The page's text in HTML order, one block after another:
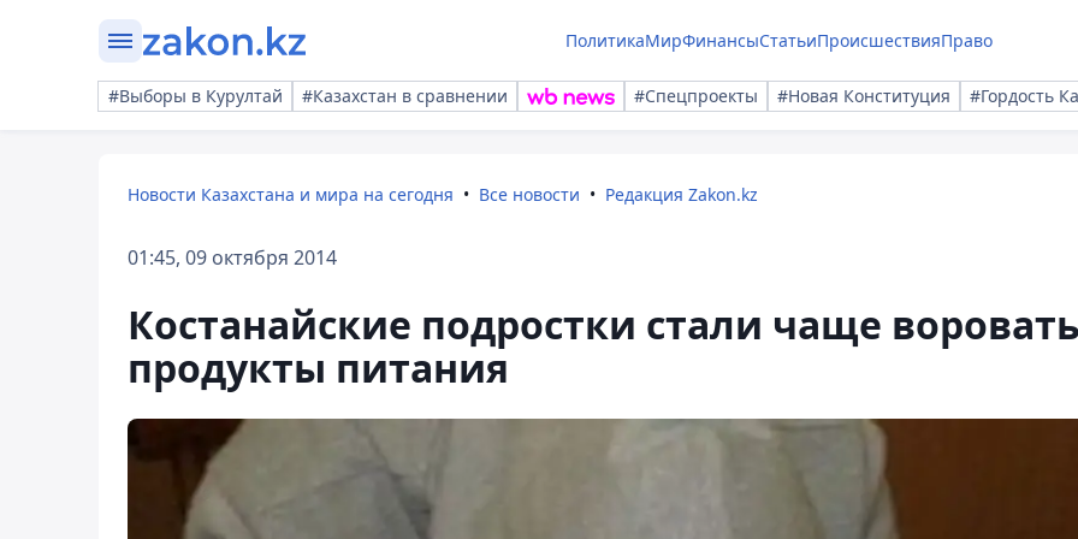
ПолитикаМирФинансыСтатьиПроисшествияПраво
#Выборы в Курултай #Казахстан в сравнении #Спецпроекты #Новая Конституция #Гордость
Новости Казахстана и мира на сегодня Все новости Редакция Zakon.kz
01:45, 09 октября 2014
Костанайские подростки стали чаще
продукты питания